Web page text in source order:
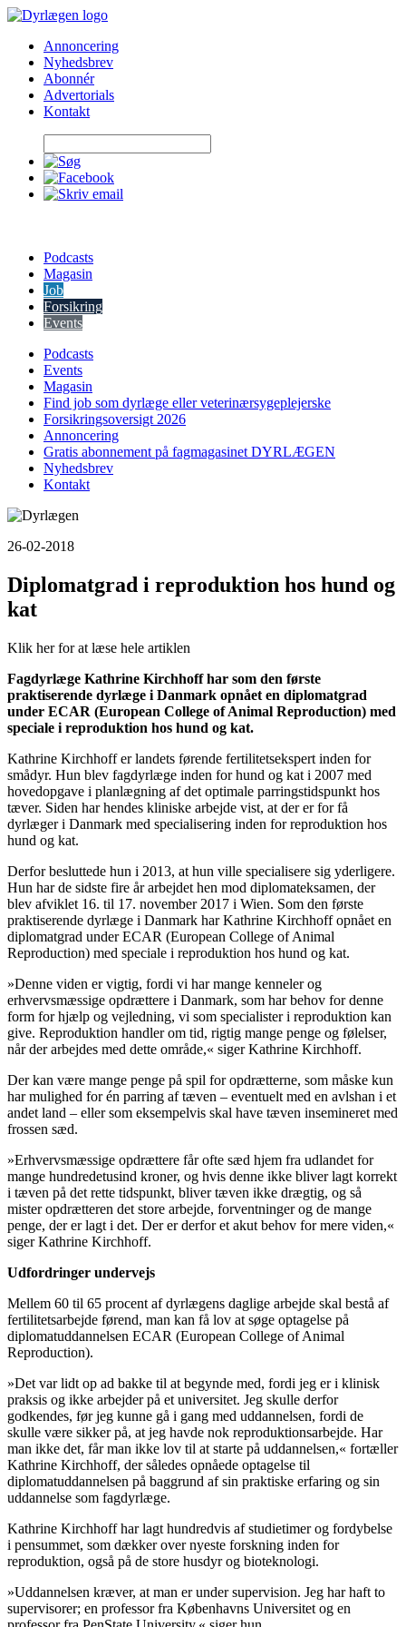
Skip
contentAnnoncering
Nyhedsbrev
Abonnér
Advertorials
Kontakt
Podcasts
Magasin
Job
Forsikring
Events
Podcasts
Events
Magasin
Find job som dyrlæge eller veterinærsygeplejerske
Forsikringsoversigt 2026
Annoncering
Gratis abonnement på fagmagasinet DYRLÆGEN
Nyhedsbrev
Kontakt
26-02-2018
Diplomatgrad i reproduktion hos hund og
kat
Klik her for at læse hele artiklen
Fagdyrlæge Kathrine Kirchhoff har som den første
praktiserende dyrlæge i Danmark opnået en diplomatgrad
under ECAR (European College of Animal Reproduction) med
speciale i reproduktion hos hund og kat.
Kathrine Kirchhoff er landets førende fertilitetsekspert inden for
smådyr. Hun blev fagdyrlæge inden for hund og kat i 2007 med
hovedopgave i planlægning af det optimale parringstidspunkt hos
tæver. Siden har hendes kliniske arbejde vist, at der er for få
dyrlæger i Danmark med specialisering inden for reproduktion hos
hund og kat.
Derfor besluttede hun i 2013, at hun ville specialisere sig yderligere.
Hun har de sidste fire år arbejdet hen mod diplomateksamen, der
blev afviklet 16. til 17. november 2017 i Wien. Som den første
praktiserende dyrlæge i Danmark har Kathrine Kirchhoff opnået en
diplomatgrad under ECAR (European College of Animal
Reproduction) med speciale i reproduktion hos hund og kat.
»Denne viden er vigtig, fordi vi har mange kenneler og
erhvervsmæssige opdrættere i Danmark, som har behov for denne
form for hjælp og vejledning, vi som specialister i reproduktion kan
give. Reproduktion handler om tid, rigtig mange penge og følelser,
når der arbejdes med dette område,« siger Kathrine Kirchhoff.
Der kan være mange penge på spil for opdrætterne, som måske kun
har mulighed for én parring af tæven – eventuelt med en avlshan i et
andet land – eller som eksempelvis skal have tæven insemineret med
frossen sæd.
»Erhvervsmæssige opdrættere får ofte sæd hjem fra udlandet for
mange hundredetusind kroner, og hvis denne ikke bliver lagt korrekt
i tæven på det rette tidspunkt, bliver tæven ikke drægtig, og så
mister opdrætteren det store arbejde, forventninger og de mange
penge, der er lagt i det. Der er derfor et akut behov for mere viden,«
siger Kathrine Kirchhoff.
Udfordringer undervejs
Mellem 60 til 65 procent af dyrlægens daglige arbejde skal bestå af
fertilitetsarbejde førend, man kan få lov at søge optagelse på
diplomatuddannelsen ECAR (European College of Animal
Reproduction).
»Det var lidt op ad bakke til at begynde med, fordi jeg er i klinisk
praksis og ikke arbejder på et universitet. Jeg skulle derfor
godkendes, før jeg kunne gå i gang med uddannelsen, fordi de
skulle være sikker på, at jeg havde nok reproduktionsarbejde. Har
man ikke det, får man ikke lov til at starte på uddannelsen,« fortæller
Kathrine Kirchhoff, der således opnåede optagelse til
diplomatuddannelsen på baggrund af sin praktiske erfaring og sin
uddannelse som fagdyrlæge.
Kathrine Kirchhoff har lagt hundredvis af studietimer og fordybelse
i pensummet, som dækker over nyeste forskning inden for
reproduktion, også på de store husdyr og bioteknologi.
»Uddannelsen kræver, at man er under supervision. Jeg har haft to
supervisorer; en professor fra Københavns Universitet og en